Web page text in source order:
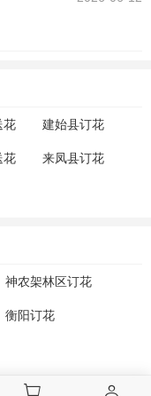
花 建始县订花
花 来凤县订花
神农架林区订花
衡阳订花